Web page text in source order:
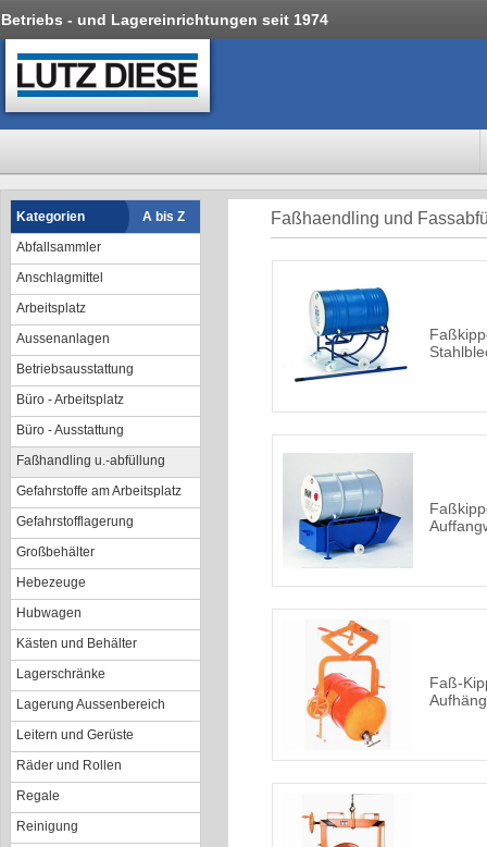
Betriebs - und Lagereinrichtungen seit 1974
Kategorien
A bis Z
Abfallsammler
Anschlagmittel
Arbeitsplatz
Aussenanlagen
Betriebsausstattung
Büro - Arbeitsplatz
Büro - Ausstattung
Faßhandling u.-abfüllung
Gefahrstoffe am Arbeitsplatz
Gefahrstofflagerung
Großbehälter
Hebezeuge
Hubwagen
Kästen und Behälter
Lagerschränke
Lagerung Aussenbereich
Leitern und Gerüste
Räder und Rollen
Regale
Reinigung
Faßhaendling und
Faß-